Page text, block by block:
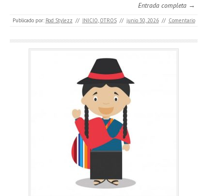
Entrada completa →
Publicado por: Rod Stylezz // INICIO OTROS // junio 30, 2026 // Comentario